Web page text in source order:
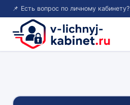
📌 Есть вопрос по личному кабинету?